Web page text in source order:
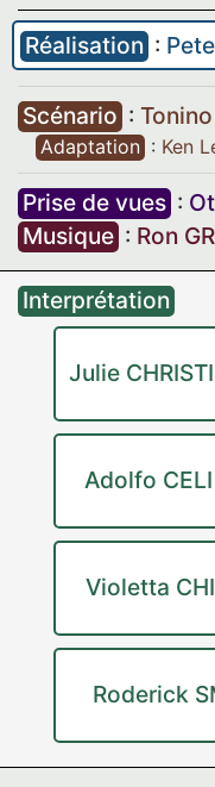
Réalisation :
Scénario : Tonino
Adaptation : Ken
Prise de vues :
Musique : Ron
Interprétation
Julie
Adolfo CELI
Violetta
Roderick